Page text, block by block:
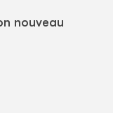
nouveau